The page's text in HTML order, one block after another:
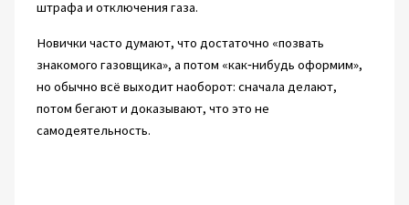
штрафа и отключения газа.
Новички часто думают, что достаточно «позвать
знакомого газовщика», а потом «как‑нибудь оформим»,
но обычно всё выходит наоборот: сначала делают,
потом бегают и доказывают, что это не
самодеятельность.